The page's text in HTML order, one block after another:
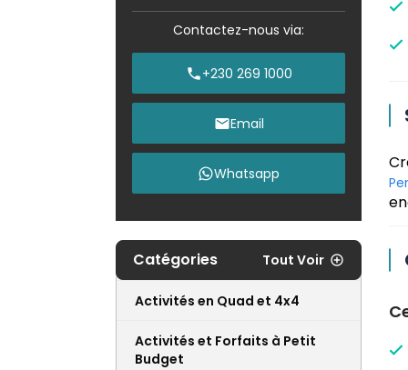
Contactez-nous via:
+230 269 1000
Email
Whatsapp
Catégories Tout Voir
Activités en Quad et 4x4
Activités et Forfaits à Petit
Budget